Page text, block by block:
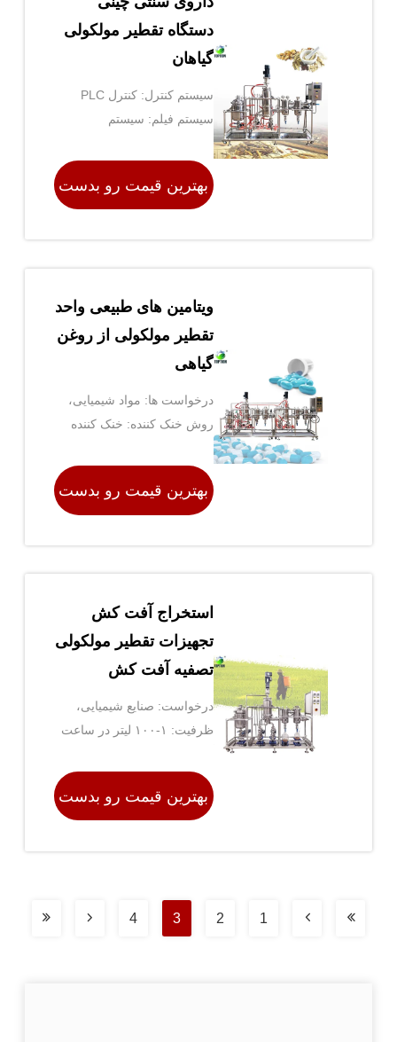
دستگاه تقطیر مولکولی
گیاهان
سیستم کنترل: کنترل PLC
سیستم فیلم: سیستم
بهترین قیمت رو بدست
ویتامین های طبیعی واحد
تقطیر مولکولی از روغن
گیاهی
درخواست ها: مواد شیمیایی،
دارویی، غذایی و غیرهروش خنک کننده: خنک کننده
بهترین قیمت رو بدست
استخراج آفت کش
تجهیزات تقطیر مولکولی
تصفیه آفت کش
درخواست: صنایع شیمیایی،
صنایع دارویی، صنایع غذایی
ظرفیت: ۱-۱۰۰ لیتر در ساعت
بهترین قیمت رو بدست
1
2
3
4